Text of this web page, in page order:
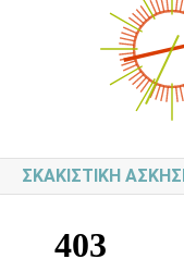
ΣΚΑΚΙΣΤΙΚΉ